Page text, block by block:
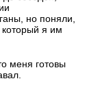
но поняли,
который я им
меня готовы